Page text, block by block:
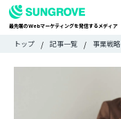
最先端のWebマーケティングを発信するメディア
検
検
トップ 記事一覧 事業戦略